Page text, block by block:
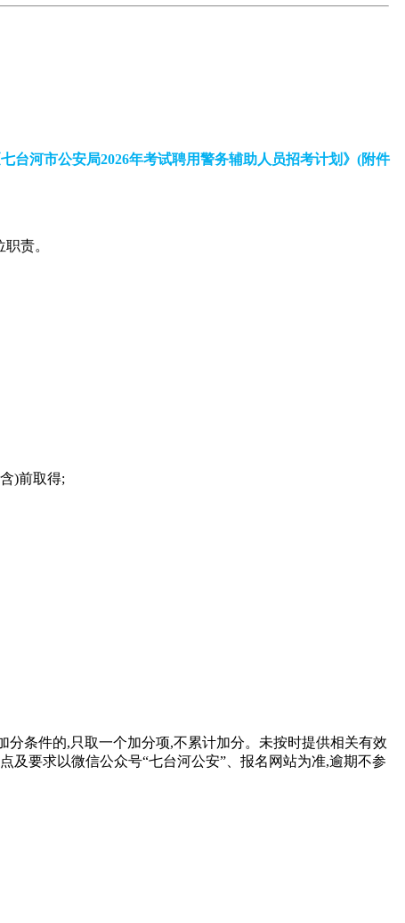
台河市公安局2026年考试聘用警务辅助人员招考计划》(附件
责。
)前取得;
条件的,只取一个加分项,不累计加分。未按时提供相关有效
及要求以微信公众号“七台河公安”、报名网站为准,逾期不参